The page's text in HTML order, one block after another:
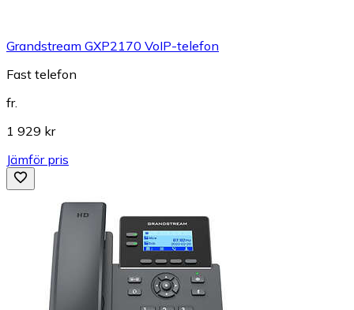
Grandstream GXP2170 VoIP-telefon
Fast telefon
fr.
1 929 kr
Jämför pris